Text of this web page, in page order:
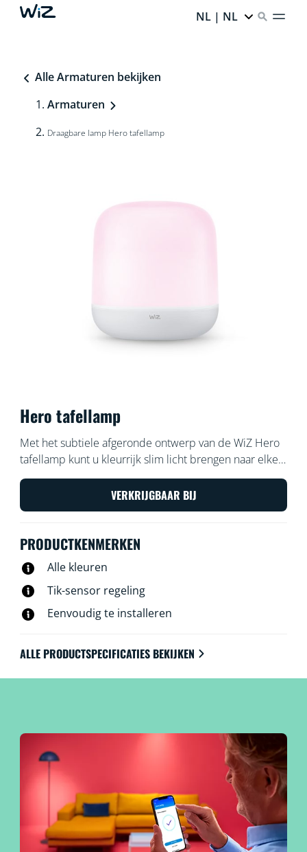
NL | NL
Alle Armaturen bekijken
Armaturen
Draagbare lamp Hero tafellamp
Hero tafellamp
Met het subtiele afgeronde ontwerp van de WiZ Hero
tafellamp kunt u kleurrijk slim licht brengen naar elke
hoek van uw woonruimtes. WiZ app of je stem om de
verlichting te dimmen en feller te zetten, of gebruik
voorgeprogrammeerde lichtinstellingen op Wi-Fi-
VERKRIJGBAAR BIJ
PRODUCTKENMERKEN
Alle kleuren
Tik-sensor regeling
Eenvoudig te installeren
ALLE PRODUCTSPECIFICATIES BEKIJKEN